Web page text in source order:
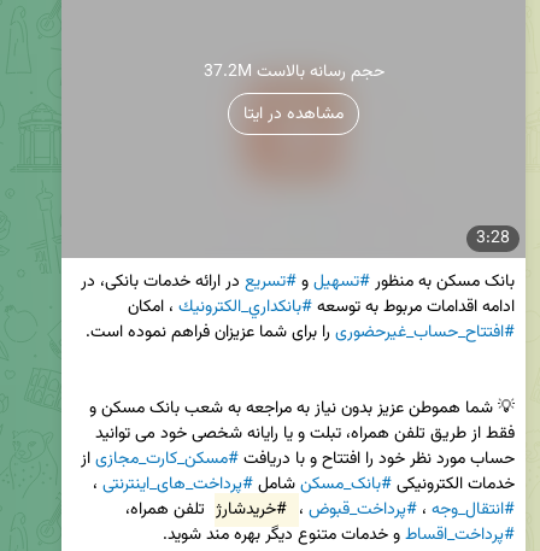
3:28
37.2M حجم رسانه بالاست
مشاهده در ایتا
بانک مسکن به منظور #تسهیل و #تسریع
ادامه اقدامات مربوط به توسعه #بانكداري_الكترونيك ، امکان
#افتتاح_حساب_غیرحضوری
حساب مورد نظر خود را افتتاح و با دریافت #مسکن_کارت_مجازی
خدمات الکترونیکی #بانک_مسکن شامل #پرداخت_های_اینترنتی ،
#انتقال_وجه ، #پرداخت_قبوض ، #خریدشارژ تلفن همراه،
#پرداخت_اقساط